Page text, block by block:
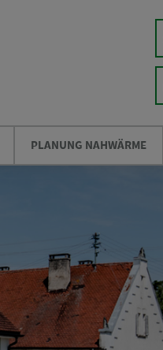
PLANUNG NAHWÄRME